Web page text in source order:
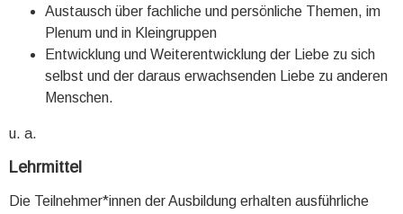
Austausch über fachliche und persönliche Themen, im
Plenum und in Kleingruppen
Entwicklung und Weiterentwicklung der Liebe zu sich
selbst und der daraus erwachsenden Liebe zu anderen
Menschen.
u. a.
Lehrmittel
Die Teilnehmer*innen der Ausbildung erhalten ausführliche